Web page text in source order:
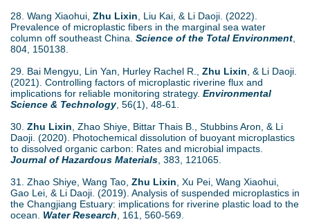
28. Wang Xiaohui, Zhu Lixin , Liu Kai, & Li Daoji. (2022).
Prevalence of microplastic fibers in the marginal sea water
column off southeast China. Science of the Total Environment
804, 150138.
29. Bai Mengyu, Lin Yan, Hurley Rachel R., Zhu Lixin , & Li Daoji.
(2021). Controlling factors of microplastic riverine flux and
implications for reliable monitoring strategy. Environmental
Science & Technology, 56(1), 48-61.
30. Zhu Lixin , Zhao Shiye, Bittar Thais B., Stubbins Aron, & Li
Daoji. (2020). Photochemical dissolution of buoyant microplastics
to dissolved organic carbon: Rates and microbial impacts.
Journal of Hazardous Materials , 383, 121065.
31. Zhao Shiye, Wang Tao, Zhu Lixin , Xu Pei, Wang Xiaohui,
Gao Lei, & Li Daoji. (2019). Analysis of suspended microplastics in
the Changjiang Estuary: implications for riverine plastic load to the
ocean. Water Research , 161, 560-569.